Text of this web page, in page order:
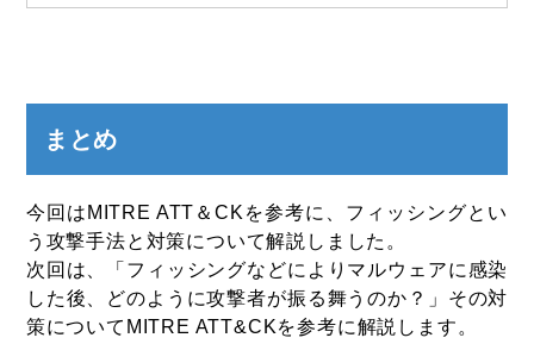
まとめ
今回はMITRE ATT＆CKを参考に、フィッシングとい
う攻撃手法と対策について解説しました。
次回は、「フィッシングなどによりマルウェアに感染
した後、どのように攻撃者が振る舞うのか？」その対
策についてMITRE ATT&CKを参考に解説します。